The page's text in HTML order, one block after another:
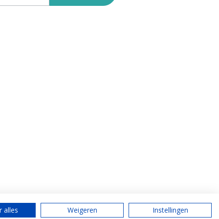
alles Weigeren Instellingen